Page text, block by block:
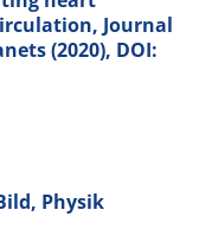
Journal
(2020), DOI:
Physik